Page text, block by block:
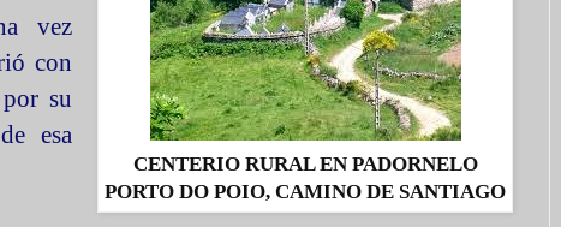
CENTERIO RURAL EN PADORNELO
PORTO DO POIO, CAMINO DE SANTIAGO
vez
con
su
esa